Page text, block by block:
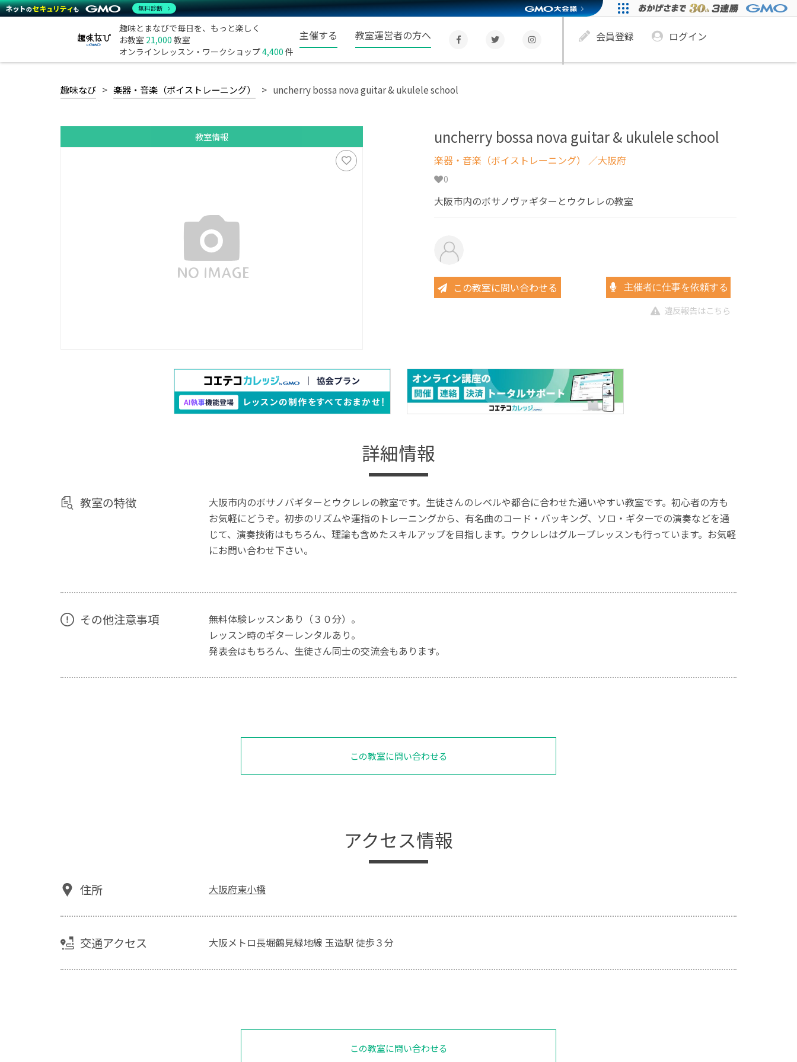
趣味とまなびで毎日を、もっと楽しく
お教室 21,000 教室
オンラインレッスン・ワークショップ4,400 件
主催する 教室運営者の方へ 会員登録 ログイン
趣味なび 楽器・音楽（ボイストレーニング） uncherry bossa nova guitar & ukulele school
教室情報 uncherry bossa nova guitar & ukulele school
楽器・音楽（ボイストレーニング） ／大阪府
0
大阪市内のボサノヴァギターとウクレレの教室
この教室に問い合わせる 主催者に仕事を依頼する
違反報告はこちら
詳細情報
教室の特徴
大阪市内のボサノバギターとウクレレの教室です。生徒さんのレベルや都合に合わせた通いやすい教室です。初心者の方も
お気軽にどうぞ。初歩のリズムや運指のトレーニングから、有名曲のコード・バッキング、ソロ・ギターでの演奏などを通
じて、演奏技術はもちろん、理論も含めたスキルアップを目指します。ウクレレはグループレッスンも行っています。お気軽
にお問い合わせ下さい。
その他注意事項
無料体験レッスンあり（３０分）。
レッスン時のギターレンタルあり。
発表会はもちろん、生徒さん同士の交流会もあります。
この教室に問い合わせる
アクセス情報
住所 大阪府東小橋
交通アクセス 大阪メトロ長堀鶴見緑地線 玉造駅 徒歩３分
この教室に問い合わせる
無料診断